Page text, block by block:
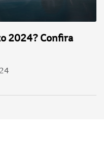
2024? Confira